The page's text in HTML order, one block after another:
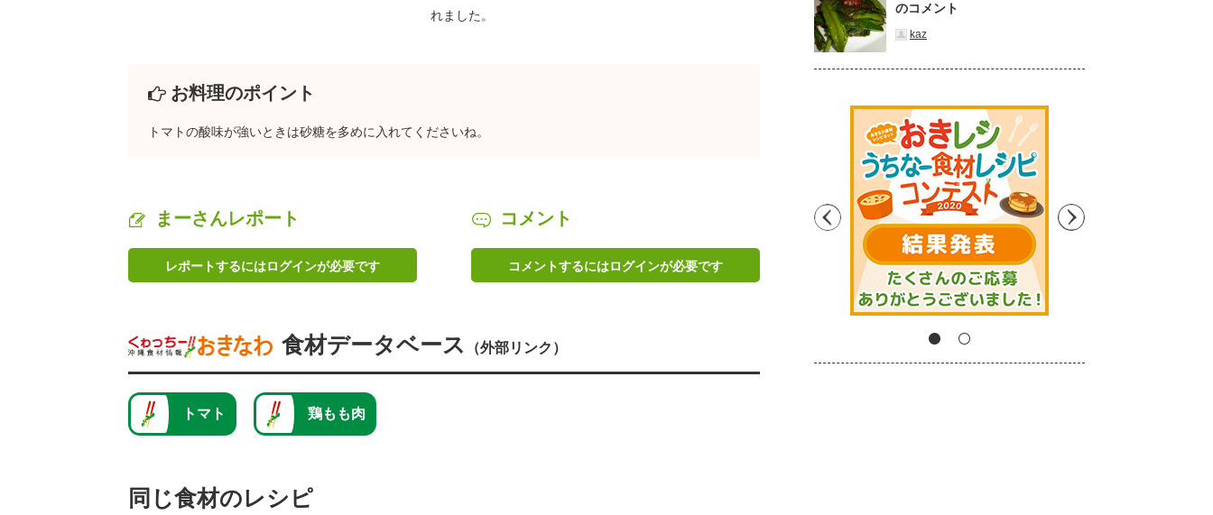
れました。
お料理のポイント
トマトの酸味が強いときは砂糖を多めに入れてくださいね。
まーさんレポート
レポートするにはログインが必要です
コメント
コメントするにはログインが必要です
食材データベース （外部リンク）
トマト 鶏もも肉
同じ食材のレシピ
のコメント
kaz